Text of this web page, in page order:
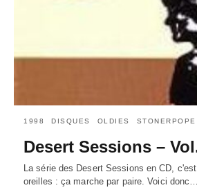
1998 DISQUES OLDIES STONERPOPE
Desert Sessions –
La série des Desert Sessions en CD,
oreilles : ça marche par paire. Voici donc…